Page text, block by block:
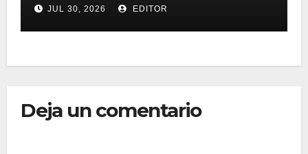
milla
JUL 30, 2026 EDITOR
Deja un comentario